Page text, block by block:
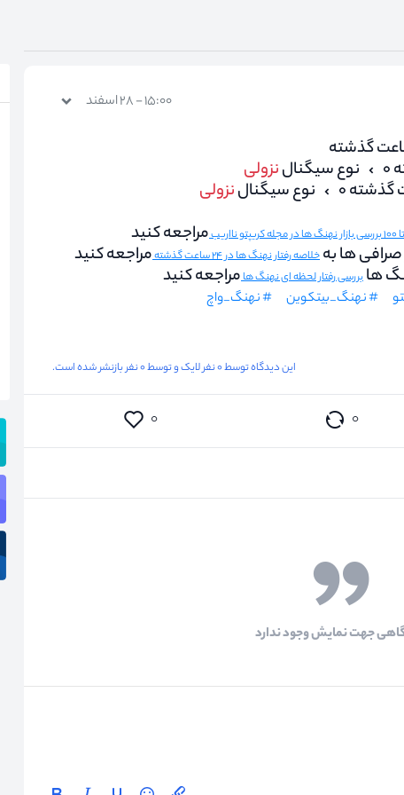
۱۵:۰۰ - ۲۸ اسفند
نوع سیگنالنزولی
نوع سیگنالنزولی
مراجعه کنید
ها به خلاصه رفتار نهنگ ها در ۲۴ ساعت گذشته
مراجعه کنید
ها بررسی رفتار لحظه ای نهنگ هامراجعه کنید
# نهنگ_بیتکوین # نهنگ_واچ
این دیدگاه توسط ۰ نفر لایک و توسط ۰ نفر بازنشر شده است.
۰ ۰
جهت نمایش وجود ندارد